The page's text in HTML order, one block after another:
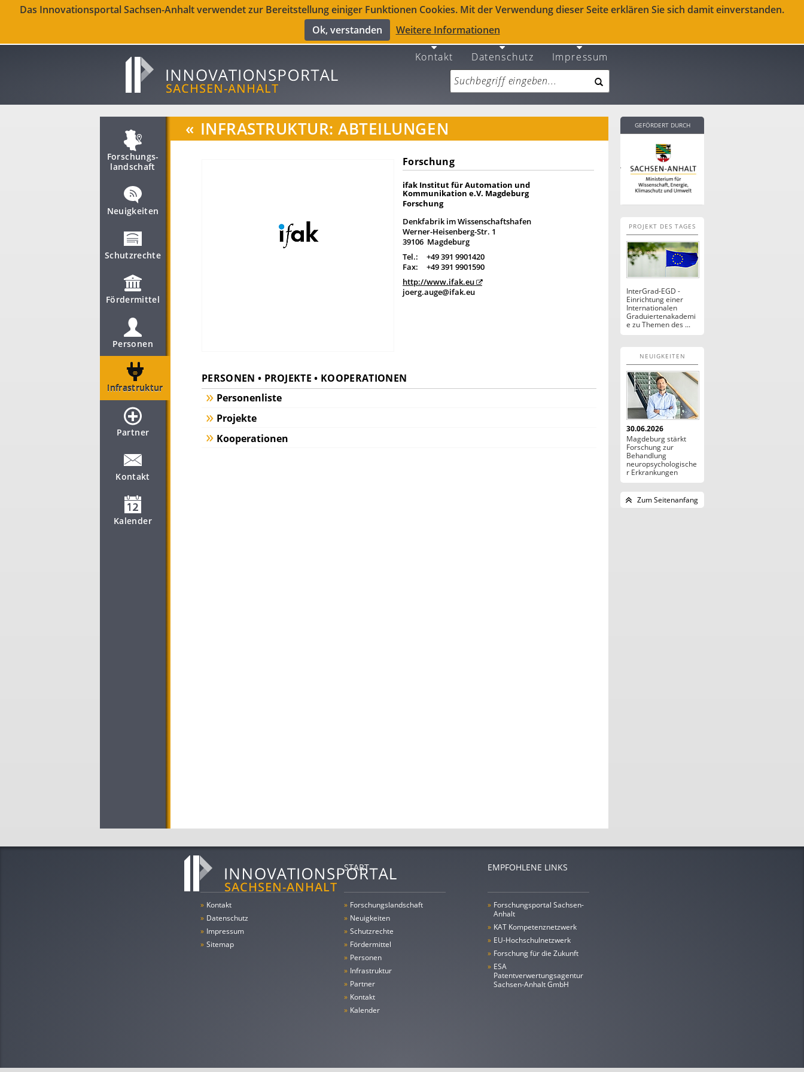
Das Innovationsportal Sachsen-Anhalt verwendet zur Bereitstellung einiger Funktionen Cookies. Mit der Verwendung dieser Seite erklären Sie sich damit einverstanden.
Ok, verstanden
Weitere Informationen
Kontakt Datenschutz Impressum
Forschungs­
landschaft
Neuigkeiten
Schutzrechte
Fördermittel
Personen
Infrastruktur
Partner
Kontakt
Kalender
« INFRASTRUKTUR: ABTEILUNGEN
Forschung
ifak Institut für Automation und
Kommunikation e.V. Magdeburg
Forschung
Denkfabrik im Wissenschaftshafen
Werner-Heisenberg-Str. 1
39106 Magdeburg
Tel.:
+49 391 9901420
Fax:
+49 391 9901590
http://www.ifak.eu
joerg.auge@ifak.eu
PERSONEN • PROJEKTE • KOOPERATIONEN
Personenliste
Projekte
Kooperationen
GEFÖRDERT DURCH
PROJEKT DES TAGES
InterGrad-EGD -
Einrichtung einer
Internationalen
Graduiertenakademi
e zu Themen des ...
NEUIGKEITEN
30.06.2026
Magdeburg stärkt
Forschung zur
Behandlung
neuropsychologische
r Erkrankungen
Zum Seitenanfang
» Kontakt
» Datenschutz
» Impressum
» Sitemap
START
» Forschungs­landschaft
» Neuigkeiten
» Schutzrechte
» Fördermittel
» Personen
» Infrastruktur
» Partner
» Kontakt
» Kalender
EMPFOHLENE LINKS
» Forschungsportal Sachsen-
Anhalt
» KAT Kompetenznetzwerk
» EU-Hochschulnetzwerk
» Forschung für die Zukunft
» ESA
Patentverwertungsagentur
Sachsen-Anhalt GmbH